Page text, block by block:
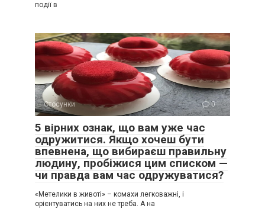
події в
Стосунки 0
5 вірних ознак, що вам уже час
одружитися. Якщо хочеш бути
впевнена, що вибираєш правильну
людину, пробіжися цим списком —
чи правда вам час одружуватися?
«Метелики в животі» – комахи легковажні, і
орієнтуватись на них не треба. А на